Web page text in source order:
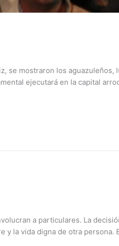
se mostraron los aguazuleños,
ejecutará en la capital
a particulares. La
y la vida digna de otra persona.